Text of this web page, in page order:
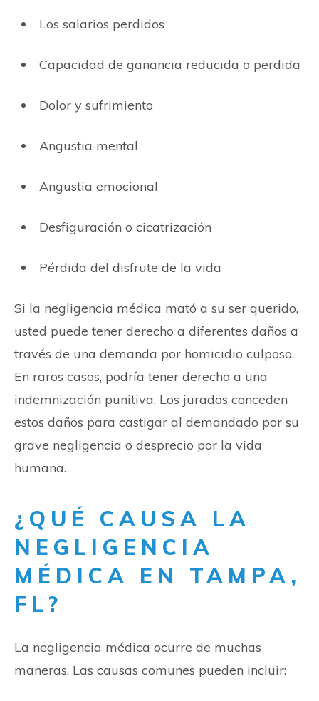
Los salarios perdidos
Capacidad de ganancia reducida o perdida
Dolor y sufrimiento
Angustia mental
Angustia emocional
Desfiguración o cicatrización
Pérdida del disfrute de la vida
Si la negligencia médica mató a su ser querido,
usted puede tener derecho a diferentes daños a
través de una demanda por homicidio culposo.
En raros casos, podría tener derecho a una
indemnización punitiva. Los jurados conceden
estos daños para castigar al demandado por su
grave negligencia o desprecio por la vida
humana.
¿QUÉ CAUSA LA
NEGLIGENCIA
MÉDICA EN TAMPA,
FL?
La negligencia médica ocurre de muchas
maneras. Las causas comunes pueden incluir: